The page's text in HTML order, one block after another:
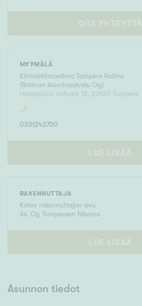
OTA YHTEYTTÄ
MYYMÄLÄ
Kiinteistömaailma Tampere Ratina
(Ratinan Asuntopalvelu Oy)
Hatanpään valtatie 18, 33100 Tampere
0331242700
LUE LISÄÄ
RAKENNUTTAJA
Katso rakennuttajan sivu
As. Oy Tampereen Nikama
LUE LISÄÄ
Asunnon tiedot